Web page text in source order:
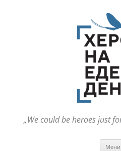
„We could be heroes just
Мени